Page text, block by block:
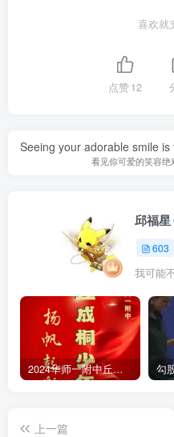
喜欢就
点赞12
Seeing your adorable smile
看见你可爱的笑容
邱福星
603
我可能
2024华师一附中丘班游园考试真题 勾
上一篇